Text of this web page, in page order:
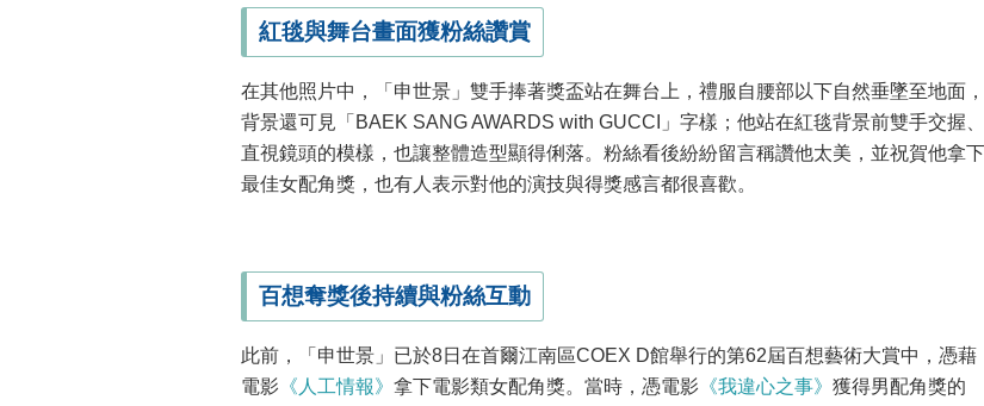
紅毯與舞台畫面獲粉絲讚賞
在其他照片中，「申世景」雙手捧著獎盃站在舞台上，禮服自腰部以下自然垂墜至地面，
背景還可見「BAEK SANG AWARDS with GUCCI」字樣；他站在紅毯背景前雙手交握、
直視鏡頭的模樣，也讓整體造型顯得俐落。粉絲看後紛紛留言稱讚他太美，並祝賀他拿下
最佳女配角獎，也有人表示對他的演技與得獎感言都很喜歡。
百想奪獎後持續與粉絲互動
此前，「申世景」已於8日在首爾江南區COEX D館舉行的第62屆百想藝術大賞中，憑藉
電影 《人工情報》 拿下電影類女配角獎。當時，憑電影 《我違心之事》 獲得男配角獎的